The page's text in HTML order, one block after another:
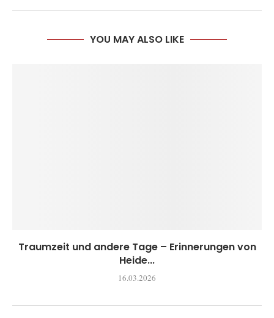
YOU MAY ALSO LIKE
Traumzeit und andere Tage – Erinnerungen von
Heide...
16.03.2026